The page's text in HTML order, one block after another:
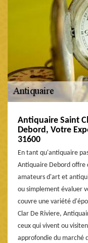
Antiquaire Saint
Debord, Votre
31600
En tant qu'antiquaire
Antiquaire Debord offre
amateurs d'art et
ou simplement évaluer
couvre une variété
Clar De Riviere,
ceux qui vivent ou
approfondie du marché